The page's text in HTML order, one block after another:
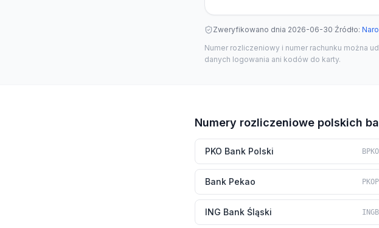
Zweryfikowano dnia 2026-06-30·Źródło:
Numer rozliczeniowy i numer rachunku można
danych logowania ani kodów do karty.
Numery rozliczeniowe polskich
PKO Bank Polski
Bank Pekao
ING Bank Śląski